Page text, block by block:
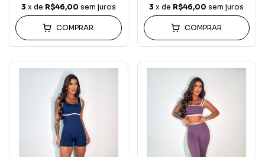
3 x de R$46,00 sem juros
COMPRAR
3 x de R$46,00 sem juros
COMPRAR